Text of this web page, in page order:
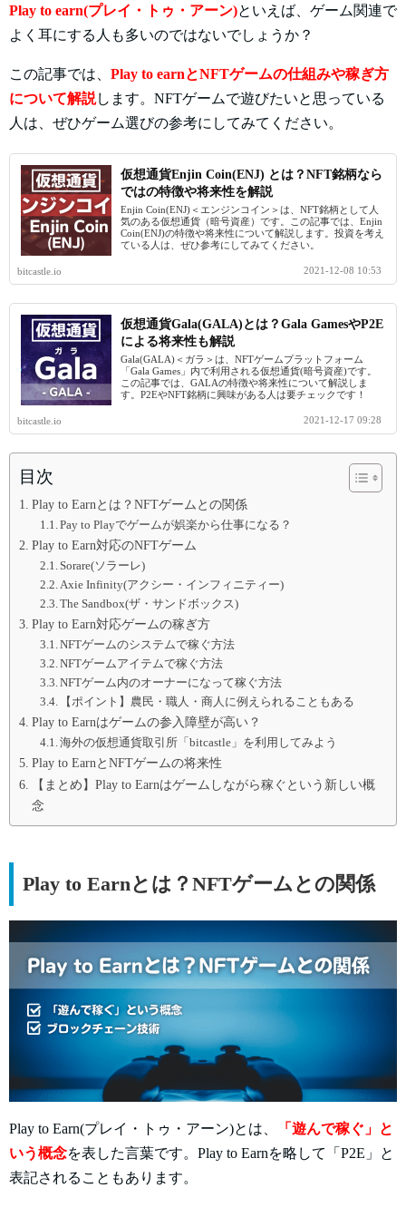
Play to earn(プレイ・トゥ・アーン)といえば、ゲーム関連で
よく耳にする人も多いのではないでしょうか？
この記事では、 Play to earnとNFTゲームの仕組みや稼ぎ方
について解説します。NFTゲームで遊びたいと思っている
人は、ぜひゲーム選びの参考にしてみてください。
仮想通貨Enjin Coin(ENJ) とは？NFT銘柄なら
ではの特徴や将来性を解説
Enjin Coin(ENJ)＜エンジンコイン＞は、NFT銘柄として人
気のある仮想通貨（暗号資産）です。この記事では、Enjin
Coin(ENJ)の特徴や将来性について解説します。投資を考え
ている人は、ぜひ参考にしてみてください。
bitcastle.io 2021-12-08 10:53
仮想通貨Gala(GALA)とは？Gala GamesやP2E
による将来性も解説
Gala(GALA)＜ガラ＞は、NFTゲームプラットフォーム
「Gala Games」内で利用される仮想通貨(暗号資産)です。
この記事では、GALAの特徴や将来性について解説しま
す。P2EやNFT銘柄に興味がある人は要チェックです！
bitcastle.io 2021-12-17 09:28
目次
Play to Earnとは？NFTゲームとの関係
Pay to Playでゲームが娯楽から仕事になる？
Play to Earn対応のNFTゲーム
Sorare(ソラーレ)
Axie Infinity(アクシー・インフィニティー)
The Sandbox(ザ・サンドボックス)
Play to Earn対応ゲームの稼ぎ方
NFTゲームのシステムで稼ぐ方法
NFTゲームアイテムで稼ぐ方法
NFTゲーム内のオーナーになって稼ぐ方法
【ポイント】農民・職人・商人に例えられることもある
Play to Earnはゲームの参入障壁が高い？
海外の仮想通貨取引所「bitcastle」を利用してみよう
Play to EarnとNFTゲームの将来性
【まとめ】Play to Earnはゲームしながら稼ぐという新しい概
念
Play to Earnとは？NFTゲームとの関係
Play to Earn(プレイ・トゥ・アーン)とは、
「遊んで稼ぐ」と
いう概念を表した言葉です。Play to Earnを略して「P2E」と
表記されることもあります。